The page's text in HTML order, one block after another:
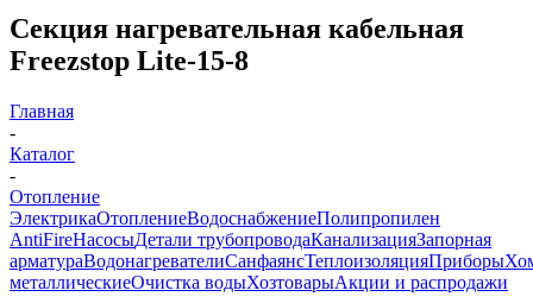
Секция нагревательная кабельная
Freezstop Lite-15-8
Главная
-
Каталог
-
Отопление
ЭлектрикаОтоплениеВодоснабжениеПолипропилен
AntiFireНасосыДетали трубопроводаКанализацияЗапорная
арматураВодонагревателиСанфаянсТеплоизоляцияПриборы
металлическиеОчистка водыХозтоварыАкции и распродажи